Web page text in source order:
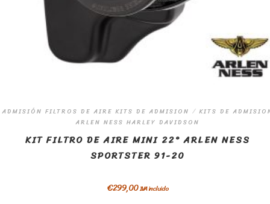
ADMISIÓN FILTROS DE AIRE KITS DE ADMISION / KITS DE
ARLEN NESS HARLEY DAVIDSON
KIT FILTRO DE AIRE MINI 22° ARLEN NESS
SPORTSTER 91-20
€299,00IVA incluido